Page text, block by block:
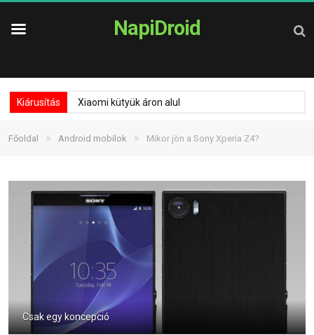
NapiDroid
Kiárusítás Xiaomi kütyük áron alul
Főoldal » Android mobilok » Mikor jön a Sony Xperia Z4?
Csak egy koncepció